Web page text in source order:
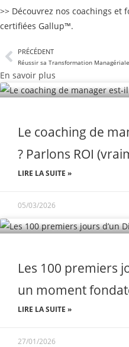
>> Découvrez nos coachings
certifiées Gallup™.
PRÉCÉDENT
Réussir sa Transformation Managériale
En savoir plus
Le coaching de
? Parlons ROI
LIRE LA SUITE »
05/03/2026
Les 100 premiers
un moment
LIRE LA SUITE »
27/01/2026